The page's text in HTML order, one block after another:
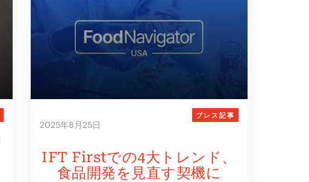
2025年8月25日
プレス記事
IFT Firstでの4大トレンド、
食品開発を見直す契機に